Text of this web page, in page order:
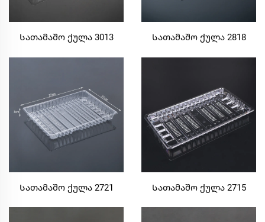
Სათამაშო ქულა 3013 Სათამაშო ქულა 2818
Სათამაშო ქულა 2721 Სათამაშო ქულა 2715